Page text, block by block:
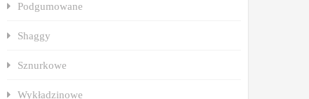
Podgumowane
Shaggy
Sznurkowe
Wykładzinowe